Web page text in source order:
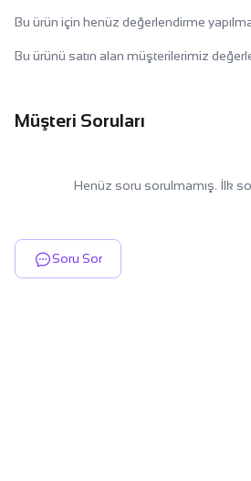
Bu ürün için henüz değerlendirme
Bu ürünü satın alan müşterilerimiz
Müşteri Soruları
Henüz soru sorulmamış. İlk
Soru Sor